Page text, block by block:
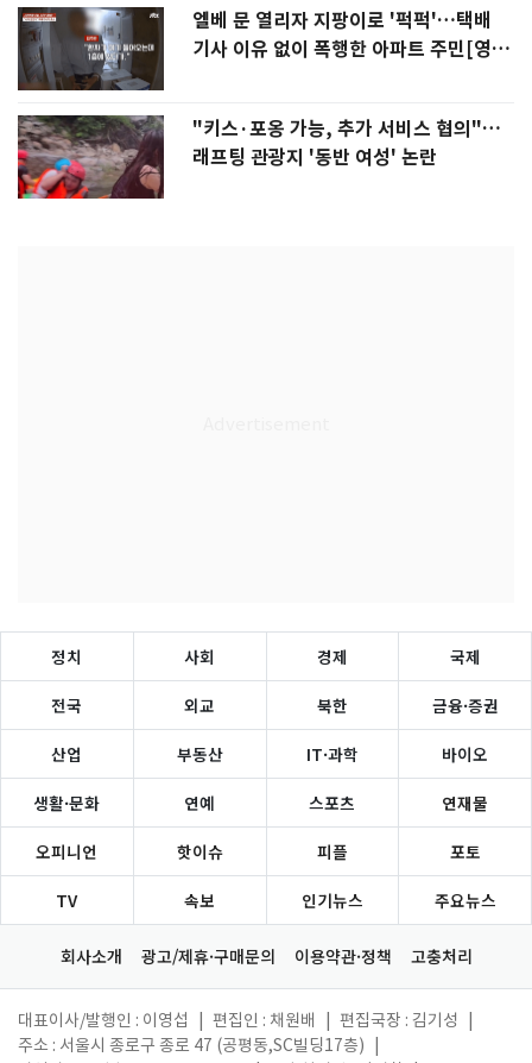
엘베 문 열리자 지팡이로 '퍽퍽'…택배
기사 이유 없이 폭행한 아파트 주민[영
"키스·포옹 가능, 추가 서비스 협의"…
래프팅 관광지 '동반 여성' 논란
정치 사회 경제 국제
전국 외교 북한 금융·증권
산업 부동산 IT·과학 바이오
생활·문화 연예 스포츠 연재물
오피니언 핫이슈 피플 포토
TV 속보 인기뉴스 주요뉴스
회사소개 광고/제휴·구매문의 이용약관·정책 고충처리
대표이사/발행인 : 이영섭 편집인 : 채원배 편집국장 : 김기성
주소 : 서울시 종로구 종로 47 (공평동,SC빌딩17층)